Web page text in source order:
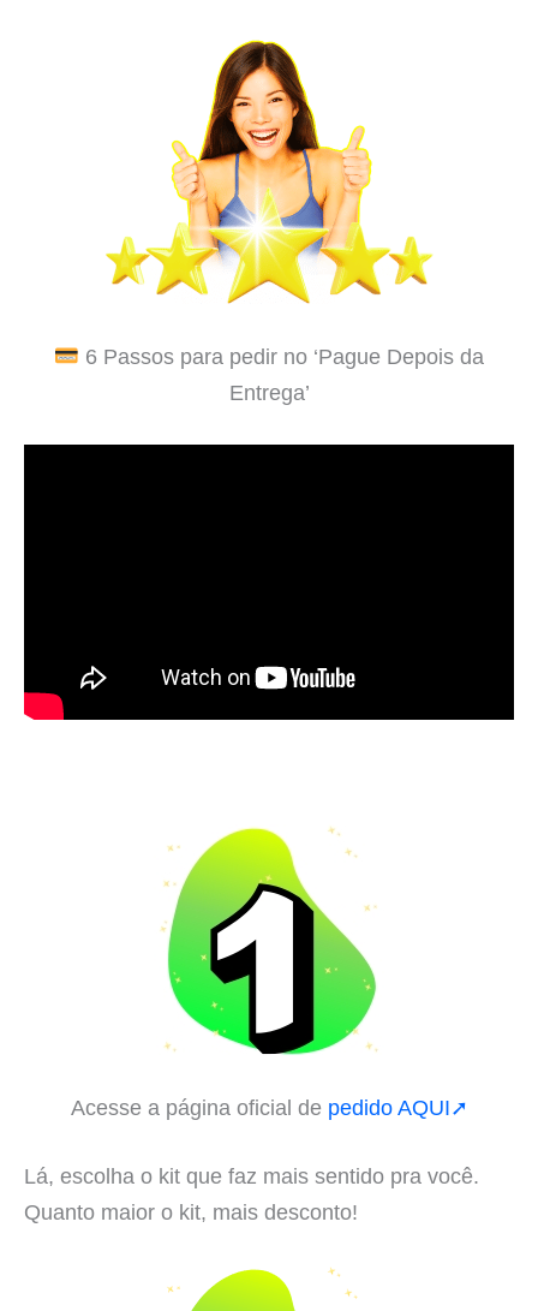
6 Passos para pedir no ‘Pague Depois da
Entrega’
Acesse a página oficial de pedido AQUI➚
Lá, escolha o kit que faz mais sentido pra você.
Quanto maior o kit, mais desconto!